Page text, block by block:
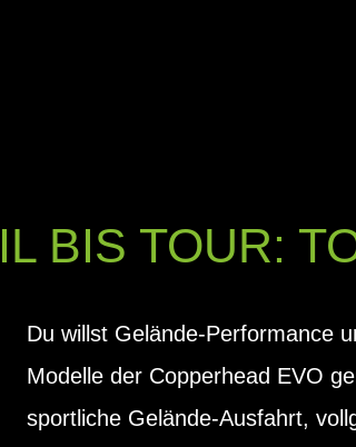
BIS TOUR:
Du willst Gelände-Performance
Modelle der Copperhead EVO
sportliche Gelände-Ausfahrt,